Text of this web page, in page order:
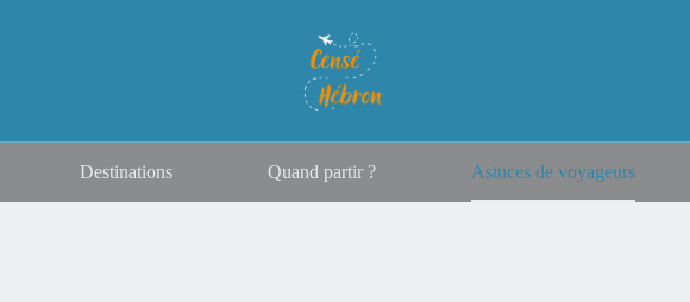
Destinations Quand partir ? Astuces de voyageurs